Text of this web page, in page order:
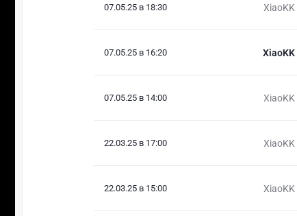
07.05.25 в 18:30 XiaoKK
07.05.25 в 16:20 XiaoKK
07.05.25 в 14:00 XiaoKK
22.03.25 в 17:00 XiaoKK
22.03.25 в 15:00 XiaoKK